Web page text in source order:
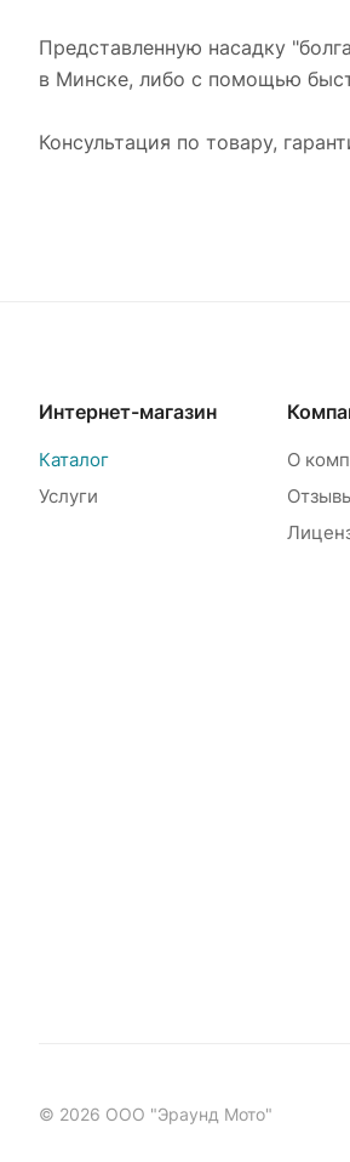
Представленную насадку
в Минске, либо с помощью
Консультация по товару,
Интернет-магазин
Каталог
Услуги
О
© 2026 ООО "Эраунд Мото"